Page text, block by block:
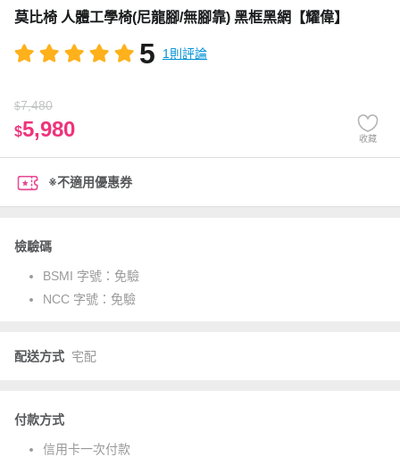
莫比椅 人體工學椅(尼龍腳/無腳靠) 黑框黑網【耀偉】
5 1則評論
$7,480
$5,980 收藏
※不適用優惠券
檢驗碼
BSMI 字號： 免驗
NCC 字號： 免驗
配送方式 宅配
付款方式
信用卡一次付款